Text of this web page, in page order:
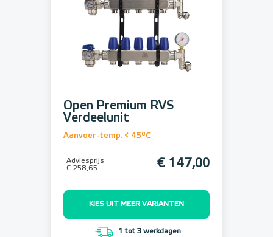
Open Premium RVS
Verdeelunit
Aanvoer-temp. < 45°C
Adviesprijs
€ 258,65
€ 147,00
KIES UIT MEER VARIANTEN
1 tot 3 werkdagen